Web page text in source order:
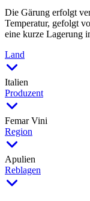
Die Gärung erfolgt
Temperatur, gefolgt
eine kurze Lagerung
Land
Italien
Produzent
Femar Vini
Region
Apulien
Reblagen